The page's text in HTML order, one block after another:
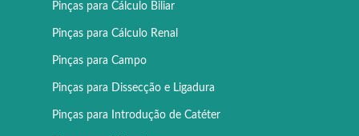
Pinças para Cálculo Biliar
Pinças para Cálculo Renal
Pinças para Campo
Pinças para Dissecção e Ligadura
Pinças para Introdução de Catéter